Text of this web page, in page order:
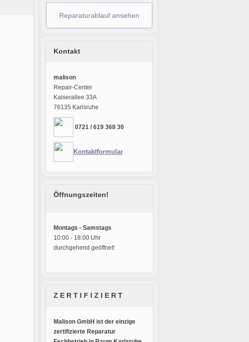
Reparaturablauf ansehen
Kontakt
malison
Repair-Center
Kaiserallee 33A
76135 Karlsruhe
0721 / 619 368 30
Kontaktformular
Öffnungszeiten!
Montags - Samstags
10:00 - 18:00 Uhr
durchgehend geöffnet!
Z E R T I F I Z I E R T
Malison GmbH ist der einzige
zertifizierte Reparatur